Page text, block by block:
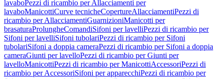
lavaboPezzi di ricambio per Allacciamenti per
lavaboManicottiCurve tecnicheCopertureAllacciamentiPezzi di
ricambio per AllacciamentiGuarnizioniManicotti per
brasaturaProlungheComandiSifoni per lavelliPezzi di ricambio per
Sifoni per lavelliSifoni tubolariPezzi di ricambio per Sifoni
tubolariSifoni a doppia cameraPezzi di ricambio per Sifoni a doppia
cameraGiunti per lavelloPezzi di ricambio per Giunti per
lavelloManicottiPezzi di ricambio per ManicottiAccessoriPezzi di
ricambio per AccessoriSifoni per apparecchiPezzi di ricambio per